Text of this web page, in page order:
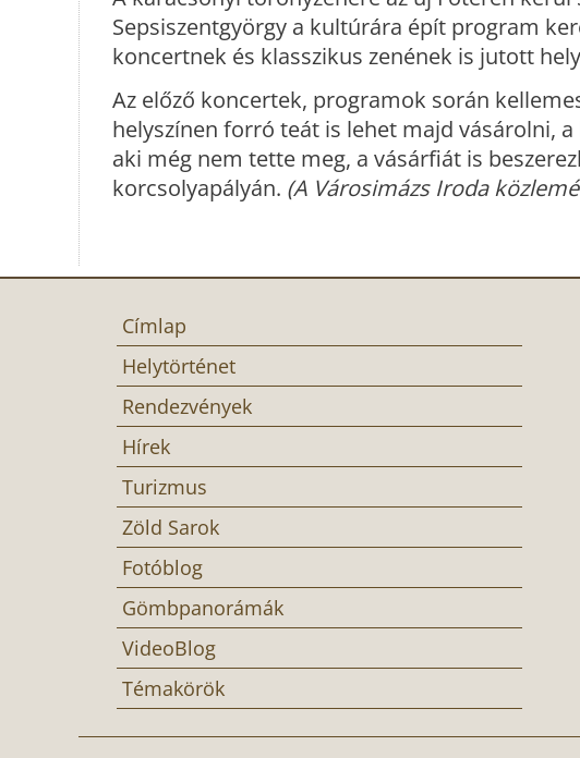
Sepsiszentgyörgy a kultúrára épít program
koncertnek és klasszikus zenének is jutott
Az előző koncertek, programok során
helyszínen forró teát is lehet majd vásárolni,
aki még nem tette meg, a vásárfiát is
korcsolyapályán. (A Városimázs Iroda
Címlap
Helytörténet
Rendezvények
Hírek
Turizmus
Zöld Sarok
Fotóblog
Gömbpanorámák
VideoBlog
Témakörök